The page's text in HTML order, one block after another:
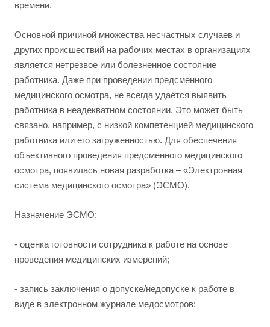
времени.
Основной причиной множества несчастных случаев и
других происшествий на рабочих местах в организациях
является нетрезвое или болезненное состояние
работника. Даже при проведении предсменного
медицинского осмотра, не всегда удаётся выявить
работника в неадекватном состоянии. Это может быть
связано, например, с низкой компетенцией медицинского
работника или его загруженностью. Для обеспечения
объективного проведения предсменного медицинского
осмотра, появилась новая разработка – «Электронная
система медицинского осмотра» (ЭСМО).
Назначение ЭСМО:
- оценка готовности сотрудника к работе на основе
проведения медицинских измерений;
- запись заключения о допуске/недопуске к работе в
виде в электронном журнале медосмотров;